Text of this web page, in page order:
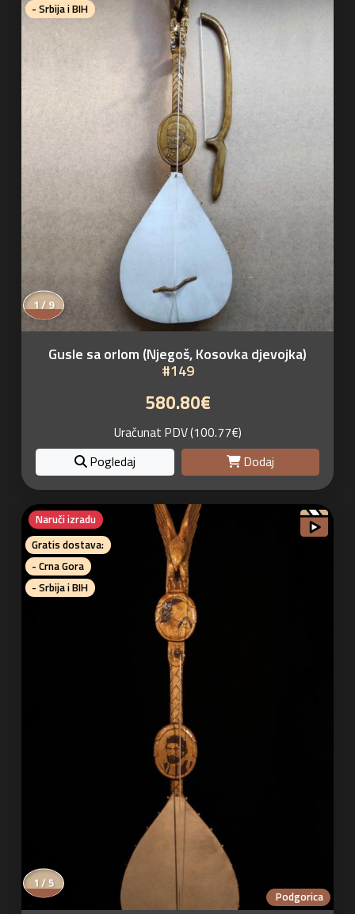
- Srbija i BIH
1 / 9
Gusle sa orlom (Njegoš, Kosovka djevojka)
#149
580.80€
Uračunat PDV (100.77€)
Pogledaj
Dodaj
Naruči izradu
Gratis dostava:
- Crna Gora
- Srbija i BIH
Podgorica
1 / 5